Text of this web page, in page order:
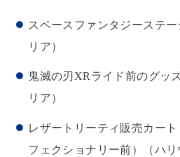
スペースファンタジーステ
リア）
鬼滅の刃XRライド前のグッ
リア）
レザートリーティ販売カー
フェクショナリー前）（ハ